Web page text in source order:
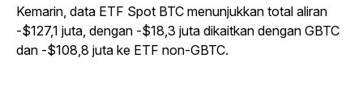
Kemarin, data ETF Spot BTC menunjukkan total aliran
-$127,1 juta, dengan -$18,3 juta dikaitkan dengan GBTC
dan -$108,8 juta ke ETF non-GBTC.